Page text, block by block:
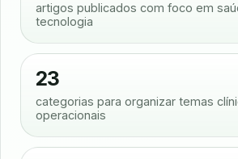
artigos publicados com foco em
tecnologia
23
categorias para organizar temas
operacionais